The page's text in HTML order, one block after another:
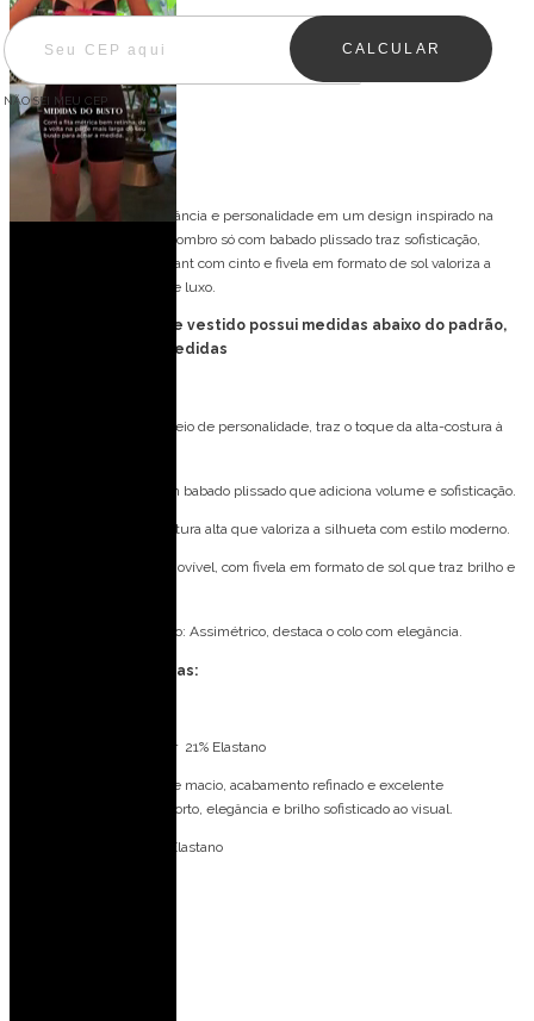
CALCULAR
NÃO SEI MEU CEP
Descrição
O Biquíni Grazy une elegância e personalidade em um design inspirado na
alta-costura. O top de um ombro só com babado plissado traz sofisticação,
enquanto a calcinha hot pant com cinto e fivela em formato de sol valoriza a
silhueta com um toque de luxo.
FORMA PEQUENA: esse vestido possui medidas abaixo do padrão,
consulte tabela de medidas
Biquíni: Elegante e cheio de personalidade, traz o toque da alta-costura à
Top: Um ombro só com babado plissado que adiciona volume e sofisticação.
Calcinha Hot Pant: Cintura alta que valoriza a silhueta com estilo moderno.
Cinto com Fivela: Removível, com fivela em formato de sol que traz brilho e
Decote Ombro a Ombro: Assimétrico, destaca o colo com elegância.
Especificações Técnicas:
Composição: 79% Poliéster 21% Elastano
Nobre Luxos — com toque macio, acabamento refinado e excelente
sustentação, garante conforto, elegância e brilho sofisticado ao visual.
Forro: 88% Poliéster 12% Elastano